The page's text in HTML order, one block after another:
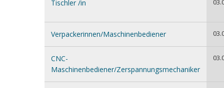
Tischler /in
Verpackerinnen/Maschinenbediener
CNC-
Maschinenbediener/Zerspannungsmechaniker